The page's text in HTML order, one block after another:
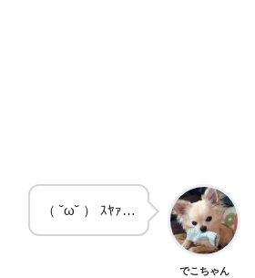
（ ˘ω˘ ） ｽﾔｧ…
でこちゃん